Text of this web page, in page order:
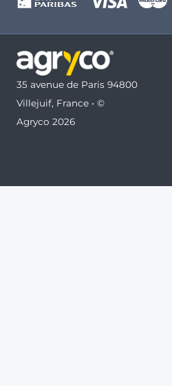
35 avenue de Paris 94800
Villejuif, France • ©
Agryco 2026